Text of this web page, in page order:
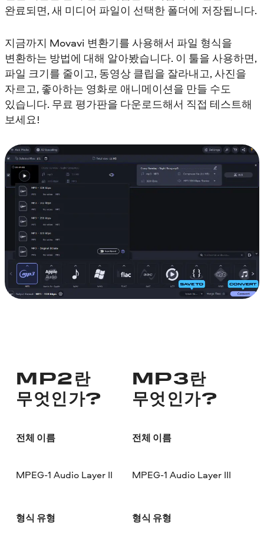
완료되면, 새 미디어 파일이 선택한 폴더에 저장됩니다.
지금까지 Movavi 변환기를 사용해서 파일 형식을
변환하는 방법에 대해 알아봤습니다. 이 툴을 사용하면,
파일 크기를 줄이고, 동영상 클립을 잘라내고, 사진을
자르고, 좋아하는 영화로 애니메이션을 만들 수도
있습니다. 무료 평가판을 다운로드해서 직접 테스트해
보세요!
MP2란
무엇인가?
전체 이름
MPEG-1 Audio Layer II
형식 유형
MP3란
무엇인가?
전체 이름
MPEG-1 Audio Layer III
형식 유형